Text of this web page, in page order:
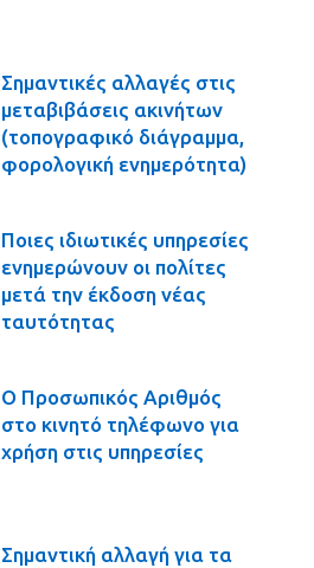
Σημαντικές αλλαγές στις
μεταβιβάσεις ακινήτων
(τοπογραφικό διάγραμμα,
φορολογική ενημερότητα)
Ποιες ιδιωτικές υπηρεσίες
ενημερώνουν οι πολίτες
μετά την έκδοση νέας
ταυτότητας
Ο Προσωπικός Αριθμός
στο κινητό τηλέφωνο για
χρήση στις υπηρεσίες
Σημαντική αλλαγή για τα